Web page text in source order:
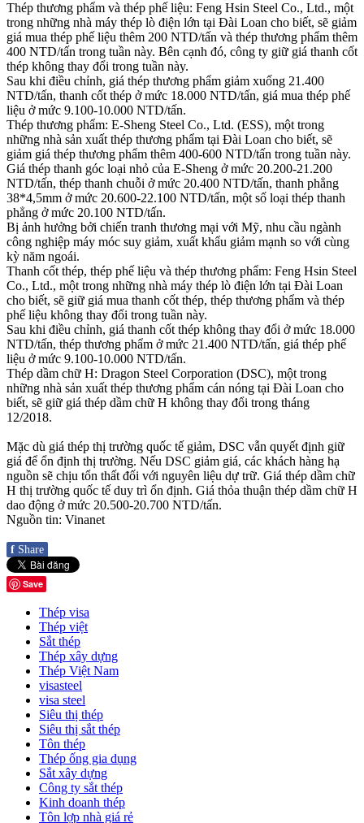
Thép thương phẩm và thép phế liệu: Feng Hsin Steel Co., Ltd., một
trong những nhà máy thép lò điện lớn tại Đài Loan cho biết, sẽ giảm
giá mua thép phế liệu thêm 200 NTD/tấn và thép thương phẩm thêm
400 NTD/tấn trong tuần này. Bên cạnh đó, công ty giữ giá thanh cốt
thép không thay đổi trong tuần này.
Sau khi điều chỉnh, giá thép thương phẩm giảm xuống 21.400
NTD/tấn, thanh cốt thép ở mức 18.000 NTD/tấn, giá mua thép phế
liệu ở mức 9.100-10.000 NTD/tấn.
Thép thương phẩm: E-Sheng Steel Co., Ltd. (ESS), một trong
những nhà sản xuất thép thương phẩm tại Đài Loan cho biết, sẽ
giảm giá thép thương phẩm thêm 400-600 NTD/tấn trong tuần này.
Giá thép thanh góc loại nhỏ của E-Sheng ở mức 20.200-21.200
NTD/tấn, thép thanh chuỗi ở mức 20.400 NTD/tấn, thanh phẳng
38*4,5mm ở mức 20.600-22.100 NTD/tấn, một số loại thép thanh
phẳng ở mức 20.100 NTD/tấn.
Bị ảnh hưởng bởi chiến tranh thương mại với Mỹ, nhu cầu ngành
công nghiệp máy móc suy giảm, xuất khẩu giảm mạnh so với cùng
kỳ năm ngoái.
Thanh cốt thép, thép phế liệu và thép thương phẩm: Feng Hsin Steel
Co., Ltd., một trong những nhà máy thép lò điện lớn tại Đài Loan
cho biết, sẽ giữ giá mua thanh cốt thép, thép thương phẩm và thép
phế liệu không thay đổi trong tuần này.
Sau khi điều chỉnh, giá thanh cốt thép không thay đổi ở mức 18.000
NTD/tấn, thép thương phẩm ở mức 21.400 NTD/tấn, giá thép phế
liệu ở mức 9.100-10.000 NTD/tấn.
Thép dầm chữ H: Dragon Steel Corporation (DSC), một trong
những nhà sản xuất thép thương phẩm cán nóng tại Đài Loan cho
biết, sẽ giữ giá thép dầm chữ H không thay đổi trong tháng
12/2018.
Mặc dù giá thép thị trường quốc tế giảm, DSC vẫn quyết định giữ
giá để ổn định thị trường. Nếu DSC giảm giá, các khách hàng hạ
nguồn sẽ chịu tổn thất đối với nguyên liệu dự trữ. Giá thép dầm chữ
H thị trường quốc tế duy trì ổn định. Giá thỏa thuận thép dầm chữ H
dao động ở mức 20.500-20.700 NTD/tấn.
Nguồn tin: Vinanet
f Share
Save
Thép visa
Thép việt
Sắt thép
Thép xây dựng
Thép Việt Nam
visasteel
visa steel
Siêu thị thép
Siêu thị sắt thép
Tôn thép
Thép ống gia dụng
Sắt xây dựng
Công ty sắt thép
Kinh doanh thép
Tôn lợp nhà giá rẻ